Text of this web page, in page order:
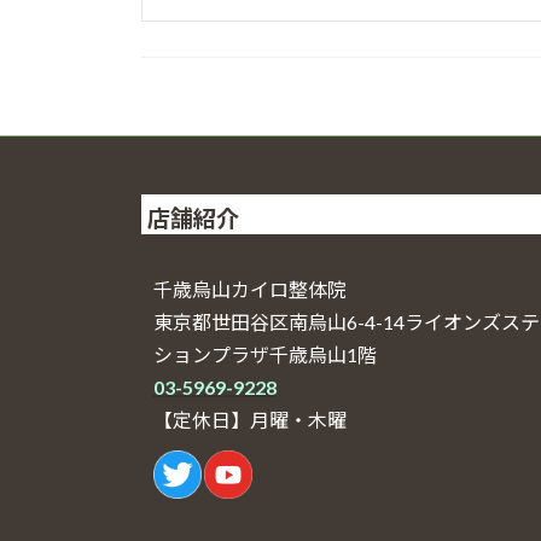
店舗紹介
千歳烏山カイロ整体院
東京都世田谷区南烏山6-4-14ライオンズス
ションプラザ千歳烏山1階
03-5969-9228
【定休日】月曜・木曜